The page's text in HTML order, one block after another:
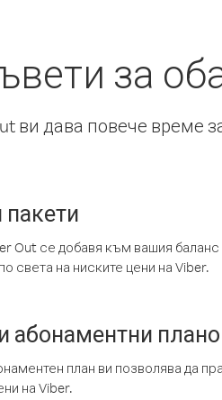
за
ви дава повече време
Out се добавя към вашия
света на ниските цени на Viber.
абонаментни
план ви позволява да
на Viber.